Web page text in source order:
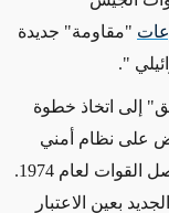
"مقاومة" جديدة
".
إلى اتخاذ خطوة
على نظام أمني
جديد على الحدود، لتعديل أو استبدال اتفاق فصل القوات لعام 1974.
بعين الاعتبار